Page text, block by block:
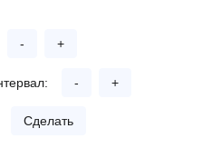
- +
- +
Сделать